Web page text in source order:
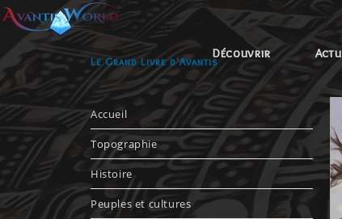
Découvrir Actu
Le Grand Livre d'Avantis
Accueil
Topographie
Histoire
Peuples et cultures